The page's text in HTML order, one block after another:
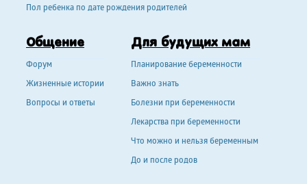
Пол ребенка по дате рождения родителей
Общение
Форум
Жизненные истории
Вопросы и ответы
Для будущих мам
Планирование беременности
Важно знать
Болезни при беременности
Лекарства при беременности
Что можно и нельзя беременным
До и после родов